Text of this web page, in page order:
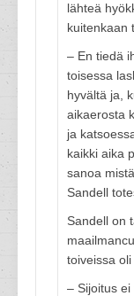
lähteä
kuitenkaan
– En tiedä
toisessa
hyvältä ja,
aikaerosta
ja
kaikki aika
sanoa
Sandell
Sandell on
toiveissa
– Sijoitus